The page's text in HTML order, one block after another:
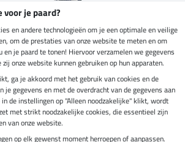
Impressum
voor je paard?
en andere technologieën om je een optimale en veilige
om de prestaties van onze website te meten en om
en je paard te tonen! Hiervoor verzamelen we gegevens
onze website kunnen gebruiken op hun apparaten.
ga je akkoord met het gebruik van cookies en de
je gegevens en met de overdracht van de gegevens aan
de instellingen op "Alleen noodzakelijke" klikt, wordt
met strikt noodzakelijke cookies, die essentieel zijn
van onze website.
op elk gewenst moment herroepen of aanpassen.